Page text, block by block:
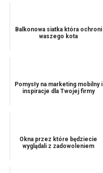
Balkonowa siatka która ochroni
waszego kota
Pomysły na marketing mobilny i
inspiracje dla Twojej firmy
Okna przez które będziecie
wyglądali z zadowoleniem